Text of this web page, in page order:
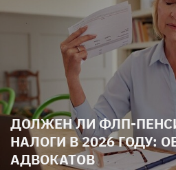
ДОЛЖЕН ЛИ ФЛП-
НАЛОГИ В 2026 ГОДУ:
АДВОКАТОВ